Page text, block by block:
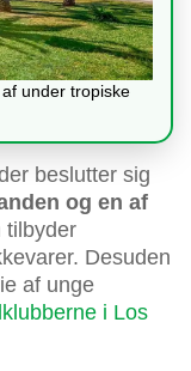
under tropiske
beslutter sig
og en af
tilbyder
Desuden
af unge
i Los